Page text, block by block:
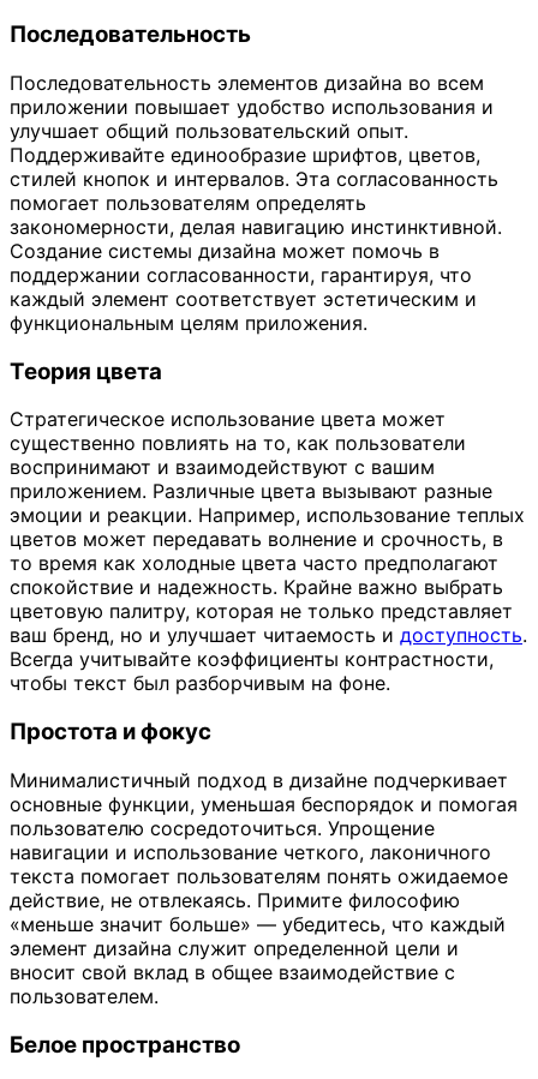
Последовательность
Последовательность элементов дизайна во всем
приложении повышает удобство использования и
улучшает общий пользовательский опыт.
Поддерживайте единообразие шрифтов, цветов,
стилей кнопок и интервалов. Эта согласованность
помогает пользователям определять
закономерности, делая навигацию инстинктивной.
Создание системы дизайна может помочь в
поддержании согласованности, гарантируя, что
каждый элемент соответствует эстетическим и
функциональным целям приложения.
Теория цвета
Стратегическое использование цвета может
существенно повлиять на то, как пользователи
воспринимают и взаимодействуют с вашим
приложением. Различные цвета вызывают разные
эмоции и реакции. Например, использование теплых
цветов может передавать волнение и срочность, в
то время как холодные цвета часто предполагают
спокойствие и надежность. Крайне важно выбрать
цветовую палитру, которая не только представляет
ваш бренд, но и улучшает читаемость и доступность.
Всегда учитывайте коэффициенты контрастности,
чтобы текст был разборчивым на фоне.
Простота и фокус
Минималистичный подход в дизайне подчеркивает
основные функции, уменьшая беспорядок и помогая
пользователю сосредоточиться. Упрощение
навигации и использование четкого, лаконичного
текста помогает пользователям понять ожидаемое
действие, не отвлекаясь. Примите философию
«меньше значит больше» — убедитесь, что каждый
элемент дизайна служит определенной цели и
вносит свой вклад в общее взаимодействие с
пользователем.
Белое пространство